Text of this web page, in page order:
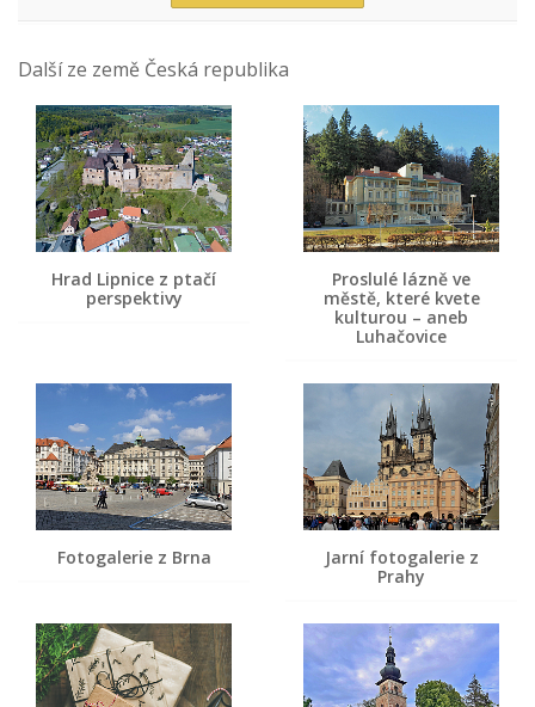
Další ze země Česká republika
Hrad Lipnice z ptačí
perspektivy
Proslulé lázně ve
městě, které kvete
kulturou – aneb
Luhačovice
Fotogalerie z Brna
Jarní fotogalerie z
Prahy